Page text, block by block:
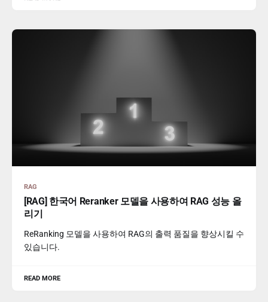
RAG
[RAG] 한국어 Reranker 모델을 사용하여 RAG 성능 올
리기
ReRanking 모델을 사용하여 RAG의 출력 품질을 향상시킬 수
있습니다.
READ MORE